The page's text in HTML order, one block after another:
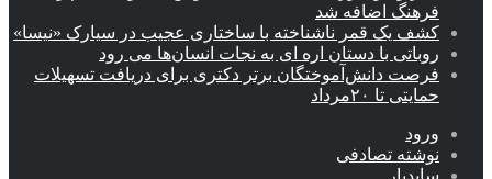
فرهنگ اضافه شد
کشف یک قمر ناشناخته با ساختاری عجیب در سیارک «نیسا»
روباتی با دستان اره ای به نجات انسان‌ها می رود
فرصت دانش‌آموختگان برتر دکتری‌ برای دریافت تسهیلات
حمایتی تا ۲۰مرداد
ورود
نوشته تصادفی
سایدبار